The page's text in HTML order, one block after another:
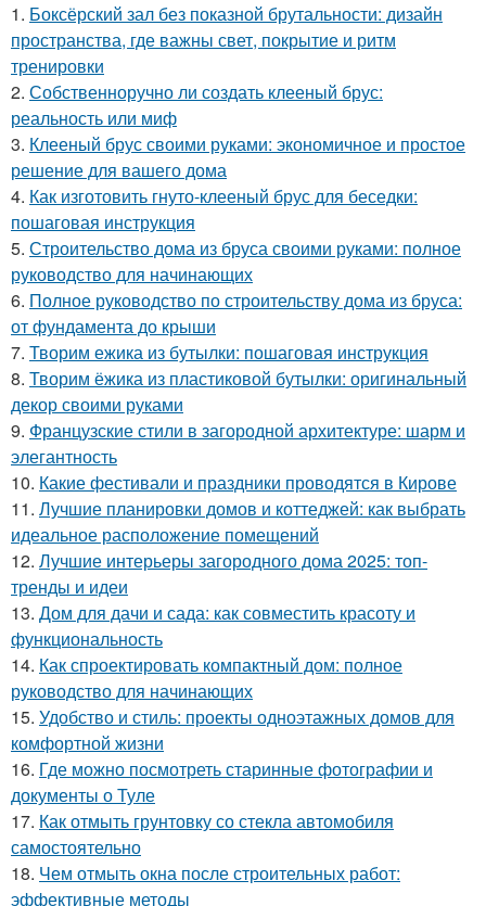
1. Боксёрский зал без показной брутальности: дизайн
пространства, где важны свет, покрытие и ритм
тренировки
2. Собственноручно ли создать клееный брус:
реальность или миф
3. Клееный брус своими руками: экономичное и простое
решение для вашего дома
4. Как изготовить гнуто-клееный брус для беседки:
пошаговая инструкция
5. Строительство дома из бруса своими руками: полное
руководство для начинающих
6. Полное руководство по строительству дома из бруса:
от фундамента до крыши
7. Творим ежика из бутылки: пошаговая инструкция
8. Творим ёжика из пластиковой бутылки: оригинальный
декор своими руками
9. Французские стили в загородной архитектуре: шарм и
элегантность
10. Какие фестивали и праздники проводятся в Кирове
11. Лучшие планировки домов и коттеджей: как выбрать
идеальное расположение помещений
12. Лучшие интерьеры загородного дома 2025: топ-
тренды и идеи
13. Дом для дачи и сада: как совместить красоту и
функциональность
14. Как спроектировать компактный дом: полное
руководство для начинающих
15. Удобство и стиль: проекты одноэтажных домов для
комфортной жизни
16. Где можно посмотреть старинные фотографии и
документы о Туле
17. Как отмыть грунтовку со стекла автомобиля
самостоятельно
18. Чем отмыть окна после строительных работ:
эффективные методы